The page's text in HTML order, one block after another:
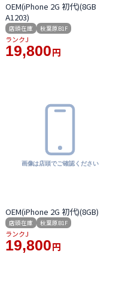
OEM(iPhone 2G 初代)(8GB
A1203)
店頭在庫 秋葉原B1F
ランクJ
19,800 円
OEM(iPhone 2G 初代)(8GB)
店頭在庫 秋葉原B1F
ランクJ
19,800 円